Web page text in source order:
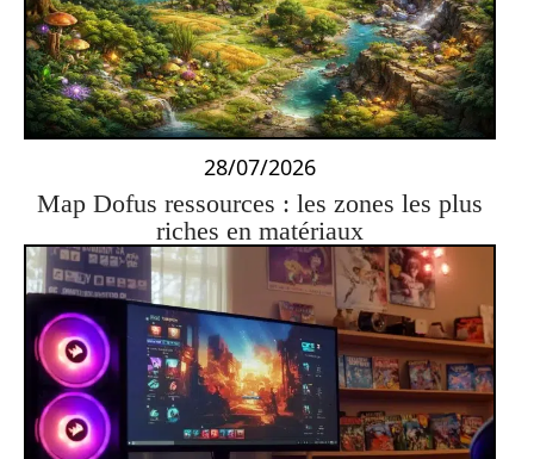
28/07/2026
Map Dofus ressources : les zones les plus
riches en matériaux